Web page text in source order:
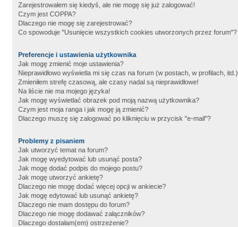
Zarejestrowałem się kiedyś, ale nie mogę się już zalogować!
Czym jest COPPA?
Dlaczego nie mogę się zarejestrować?
Co spowoduje "Usunięcie wszystkich cookies utworzonych przez forum"?
Preferencje i ustawienia użytkownika
Jak mogę zmienić moje ustawienia?
Nieprawidłowo wyświetla mi się czas na forum (w postach, w profilach, itd.)
Zmieniłem strefę czasową, ale czasy nadal są nieprawidłowe!
Na liście nie ma mojego języka!
Jak mogę wyświetlać obrazek pod moją nazwą użytkownika?
Czym jest moja ranga i jak mogę ją zmienić?
Dlaczego muszę się zalogować po kliknięciu w przycisk "e-mail"?
Problemy z pisaniem
Jak utworzyć temat na forum?
Jak mogę wyedytować lub usunąć posta?
Jak mogę dodać podpis do mojego postu?
Jak mogę utworzyć ankietę?
Dlaczego nie mogę dodać więcej opcji w ankiecie?
Jak mogę edytować lub usunąć ankietę?
Dlaczego nie mam dostępu do forum?
Dlaczego nie mogę dodawać załączników?
Dlaczego dostałam(em) ostrzeżenie?